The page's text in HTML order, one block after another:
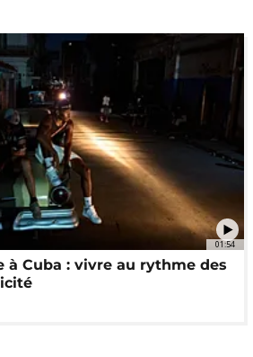
01:54
à Cuba : vivre au rythme des